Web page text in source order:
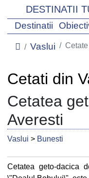
DESTINATII
Destinatii
Vaslui Cetate
Cetati din
Cetatea
Averesti
Vaslui > Bunesti
Cetatea geto-dacica